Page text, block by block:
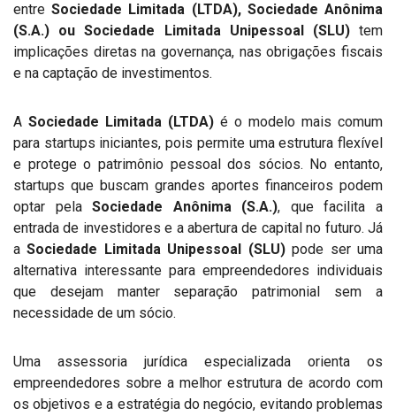
entreSociedade Limitada (LTDA), Sociedade Anônima
(S.A.) ou Sociedade Limitada Unipessoal (SLU)tem
implicações diretas na governança, nas obrigações fiscais
e na captação de investimentos.
A Sociedade Limitada (LTDA) é o modelo mais comum
para startups iniciantes, pois permite uma estrutura flexível
e protege o patrimônio pessoal dos sócios. No entanto,
startups que buscam grandes aportes financeiros podem
optar pelaSociedade Anônima (S.A.), que facilita a
entrada de investidores e a abertura de capital no futuro. Já
aSociedade Limitada Unipessoal (SLU)pode ser uma
alternativa interessante para empreendedores individuais
que desejam manter separação patrimonial sem a
necessidade de um sócio.
Uma assessoria jurídica especializada orienta os
empreendedores sobre a melhor estrutura de acordo com
os objetivos e a estratégia do negócio, evitando problemas